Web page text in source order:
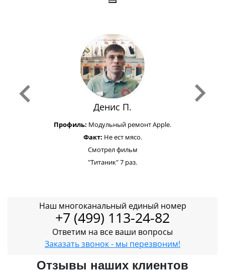
Денис П.
Профиль: Модульный ремонт Apple.
Факт: Не ест мясо.
Смотрел фильм
"Титаник" 7 раз.
Наш многоканальный единый номер
+7 (499) 113-24-82
Ответим на все ваши вопросы
Заказать звонок - мы перезвоним!
Отзывы наших клиентов